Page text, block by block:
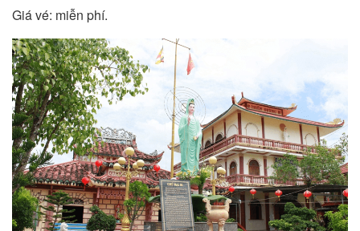
Giá vé: miễn phí.